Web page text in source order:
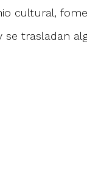
cultural,
se trasladan